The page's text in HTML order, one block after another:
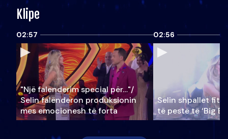
Klipe
02:57
"Një falenderim special për…"/
Selin falënderon produksionin
mes emocionesh të forta
02:56
Selin shpallet
të pestë të ‘Big